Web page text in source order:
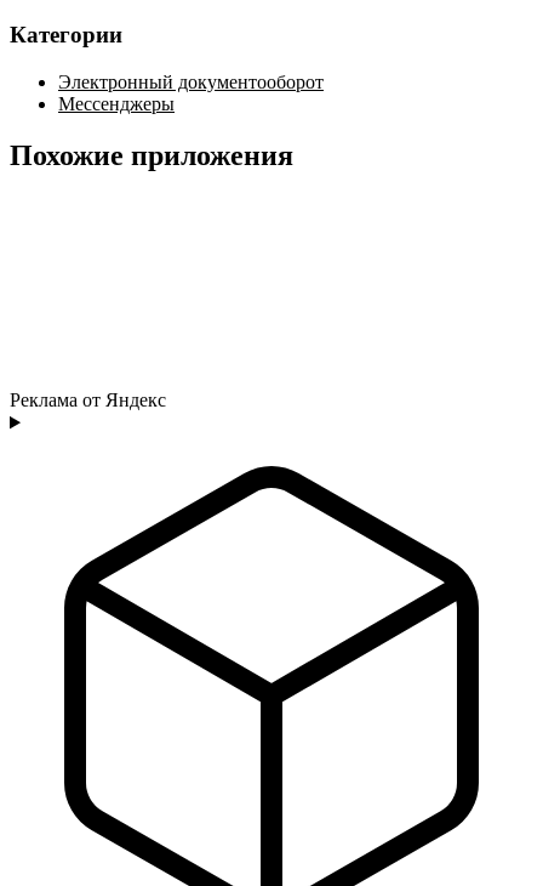
Категории
Электронный документооборот
Мессенджеры
Похожие приложения
Реклама от Яндекс